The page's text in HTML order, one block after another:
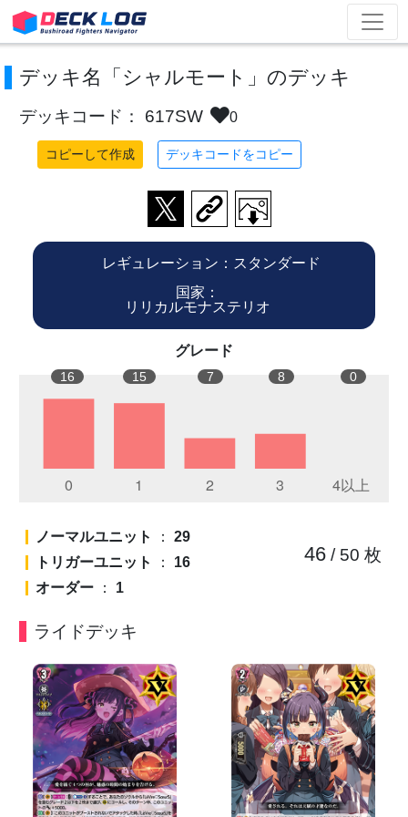
デッキ名「シャルモート」のデッキ
デッキコード： 617SW 0
コピーして作成 デッキコードをコピー
レギュレーション：スタンダード
国家：
リリカルモナステリオ
グレード
16 15 7 8 0
ノーマルユニット ： 29
トリガーユニット
： 16
オーダー ： 1
46/ 50 枚
ライドデッキ